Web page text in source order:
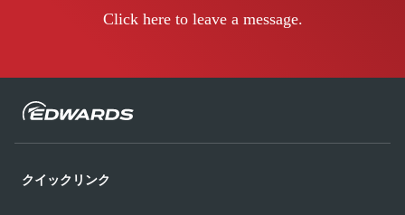
Click here to leave a message.
クイックリンク